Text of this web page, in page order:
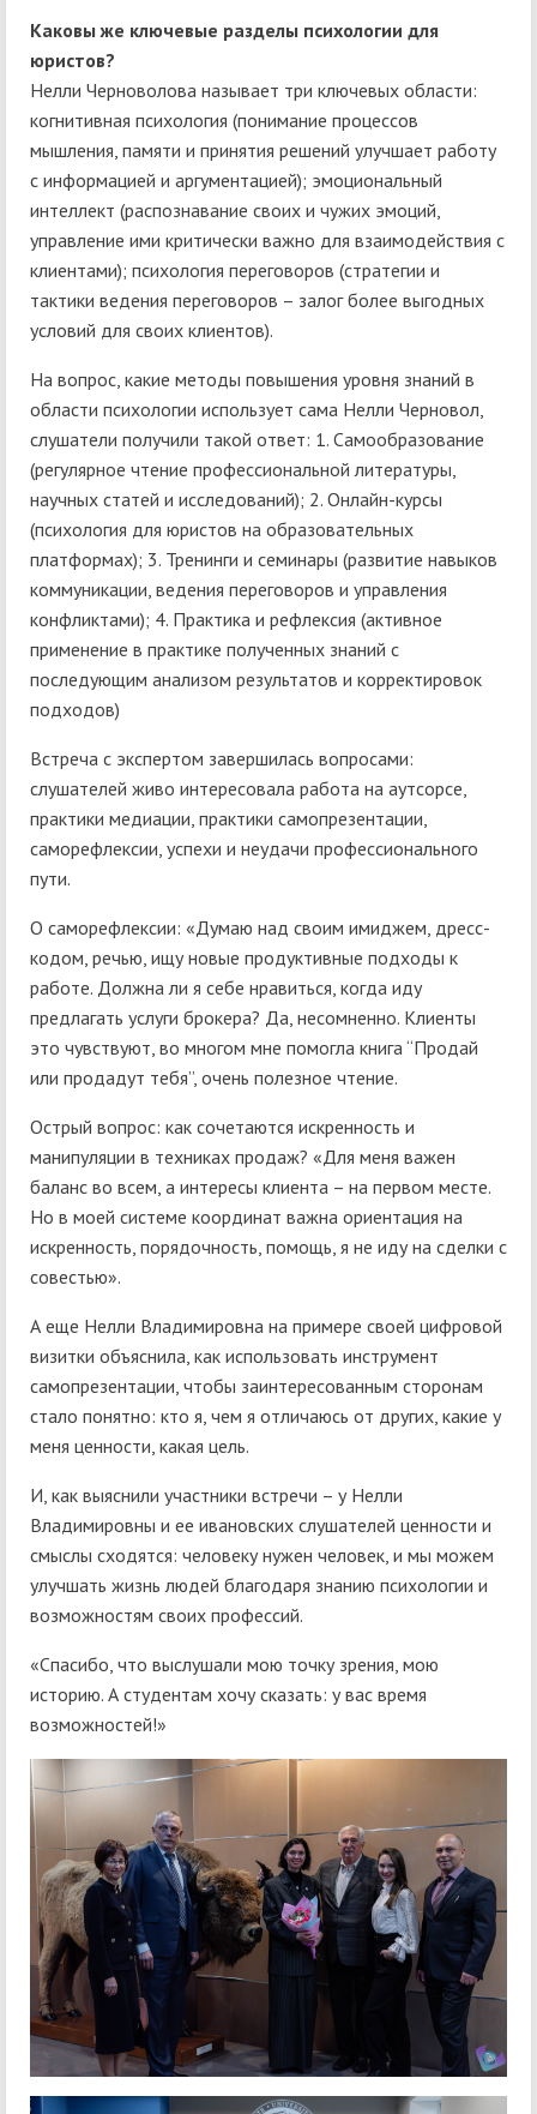
Каковы же ключевые разделы психологии для
юристов?
Нелли Черноволова называет три ключевых области:
когнитивная психология (понимание процессов
мышления, памяти и принятия решений улучшает работу
с информацией и аргументацией); эмоциональный
интеллект (распознавание своих и чужих эмоций,
управление ими критически важно для взаимодействия с
клиентами); психология переговоров (стратегии и
тактики ведения переговоров – залог более выгодных
условий для своих клиентов).
На вопрос, какие методы повышения уровня знаний в
области психологии использует сама Нелли Черновол,
слушатели получили такой ответ: 1. Самообразование
(регулярное чтение профессиональной литературы,
научных статей и исследований); 2. Онлайн-курсы
(психология для юристов на образовательных
платформах); 3. Тренинги и семинары (развитие навыков
коммуникации, ведения переговоров и управления
конфликтами); 4. Практика и рефлексия (активное
применение в практике полученных знаний с
последующим анализом результатов и корректировок
подходов)
Встреча с экспертом завершилась вопросами:
слушателей живо интересовала работа на аутсорсе,
практики медиации, практики самопрезентации,
саморефлексии, успехи и неудачи профессионального
пути.
О саморефлексии: «Думаю над своим имиджем, дресс-
кодом, речью, ищу новые продуктивные подходы к
работе. Должна ли я себе нравиться, когда иду
предлагать услуги брокера? Да, несомненно. Клиенты
это чувствуют, во многом мне помогла книга “Продай
или продадут тебя”, очень полезное чтение.
Острый вопрос: как сочетаются искренность и
манипуляции в техниках продаж? «Для меня важен
баланс во всем, а интересы клиента – на первом месте.
Но в моей системе координат важна ориентация на
искренность, порядочность, помощь, я не иду на сделки с
совестью».
А еще Нелли Владимировна на примере своей цифровой
визитки объяснила, как использовать инструмент
самопрезентации, чтобы заинтересованным сторонам
стало понятно: кто я, чем я отличаюсь от других, какие у
меня ценности, какая цель.
И, как выяснили участники встречи – у Нелли
Владимировны и ее ивановских слушателей ценности и
смыслы сходятся: человеку нужен человек, и мы можем
улучшать жизнь людей благодаря знанию психологии и
возможностям своих профессий.
«Спасибо, что выслушали мою точку зрения, мою
историю. А студентам хочу сказать: у вас время
возможностей!»